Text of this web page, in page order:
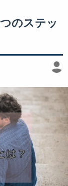
のステッ